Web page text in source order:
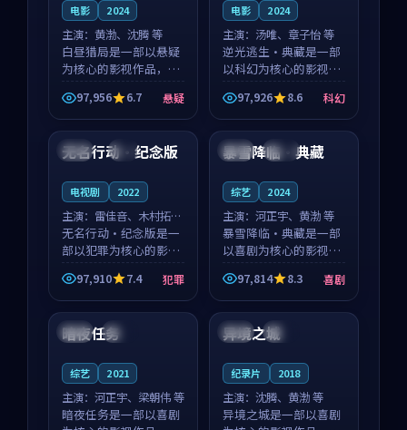
电影 2024
主演： 黄渤、沈腾 等
白昼猎局是一部以悬疑
为核心的影视作品，围
绕危机、反转与人物成
长展开，整体节奏紧
凑，值得推荐观看。
97,956 6.7 悬疑
电影 2024
主演： 汤唯、章子怡 等
逆光逃生·典藏是一部
以科幻为核心的影视作
品，围绕危机、反转与
人物成长展开，整体节
奏紧凑，值得推荐观
看。
97,926 8.6 科幻
泰国 4K
无名行动·纪念版
电视剧 2022
主演： 雷佳音、木村拓哉
等
无名行动·纪念版是一
部以犯罪为核心的影视
作品，围绕危机、反转
与人物成长展开，整体
节奏紧凑，值得推荐观
97,910 7.4 犯罪
日本 杜比
暴雪降临·典藏
综艺 2024
主演： 河正宇、黄渤 等
暴雪降临·典藏是一部
以喜剧为核心的影视作
品，围绕危机、反转与
人物成长展开，整体节
奏紧凑，值得推荐观
97,814 8.3 喜剧
韩国 杜比
暗夜任务
综艺 2021
主演： 河正宇、梁朝伟 等
暗夜任务是一部以喜剧
韩国 热播
异境之城
纪录片 2018
主演： 沈腾、黄渤 等
异境之城是一部以喜剧